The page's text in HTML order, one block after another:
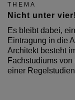
THEMA
Nicht unter vier!
Es bleibt dabei,
Eintragung in die
Architekt besteht
Fachstudiums
einer